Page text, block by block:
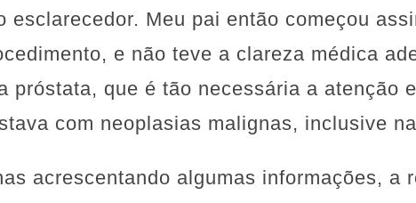
esclarecedor. Meu pai então começou
e não teve a clareza médica
próstata, que é tão necessária a atenção
com neoplasias malignas, inclusive
acrescentando algumas informações, a